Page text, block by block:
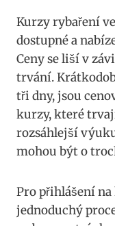
Kurzy ‍rybaření
dostupné a
Ceny se liší ‍v
trvání.
tři ‌dny, jsou
kurzy, které
rozsáhlejší
mohou⁤ být o
Pro přihlášení na
jednoduchý